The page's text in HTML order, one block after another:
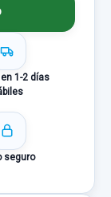
1-2 días
seguro